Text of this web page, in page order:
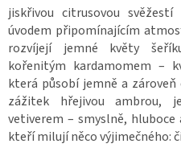
jiskřivou citrusovou
úvodem připomínajícím
rozvíjejí jemné květy
kořenitým kardamomem –
která působí jemně a
zážitek hřejivou ambrou,
vetiverem – smyslně, hluboce
kteří milují něco výjimečného: